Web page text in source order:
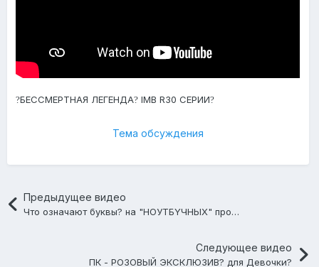
?БЕССМЕРТНАЯ ЛЕГЕНДА? IMB R30 СЕРИИ?
Тема обсуждения
Предыдущее видео
Что означают буквы? на "НОУТБYЧНЫХ" процессорах AMD?
Следующее видео
ПК - РОЗОВЫЙ ЭКСКЛЮЗИВ? для Девочки?